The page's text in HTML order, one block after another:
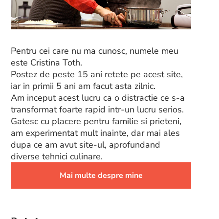
Pentru cei care nu ma cunosc, numele meu
este Cristina Toth.
Postez de peste 15 ani retete pe acest site,
iar in primii 5 ani am facut asta zilnic.
Am inceput acest lucru ca o distractie ce s-a
transformat foarte rapid intr-un lucru serios.
Gatesc cu placere pentru familie si prieteni,
am experimentat mult inainte, dar mai ales
dupa ce am avut site-ul, aprofundand
diverse tehnici culinare.
Mai multe despre mine